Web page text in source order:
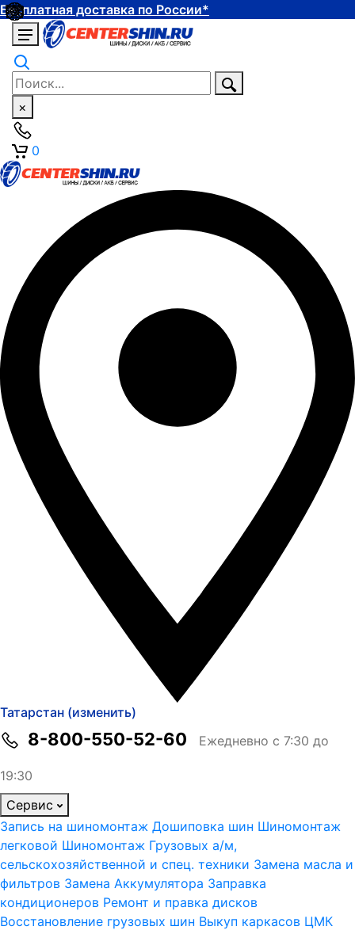
Бесплатная доставка по России*
×
0
Татарстан (изменить)
8-800-550-52-60 Ежедневно с 7:30 до
19:30
Сервис
Запись на шиномонтаж Дошиповка шин Шиномонтаж
легковой Шиномонтаж Грузовых а/м,
сельскохозяйственной и спец. техники Замена масла и
фильтров Замена Аккумулятора Заправка
кондиционеров Ремонт и правка дисков
Восстановление грузовых шин Выкуп каркасов ЦМК